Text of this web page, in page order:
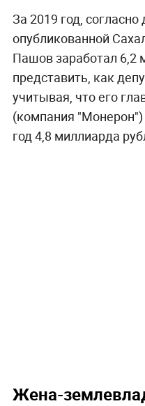
За 2019 год,
опубликованной
Пашов заработал 6,2
представить, как
учитывая, что его
(компания
год 4,8 миллиарда
Жена-